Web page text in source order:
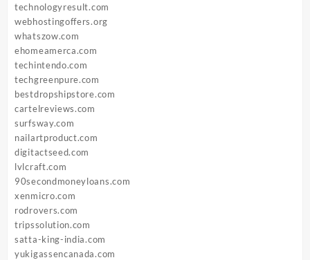
technologyresult.com
webhostingoffers.org
whatszow.com
ehomeamerca.com
techintendo.com
techgreenpure.com
bestdropshipstore.com
cartelreviews.com
surfsway.com
nailartproduct.com
digitactseed.com
lvlcraft.com
90secondmoneyloans.com
xenmicro.com
rodrovers.com
tripssolution.com
satta-king-india.com
yukigassencanada.com